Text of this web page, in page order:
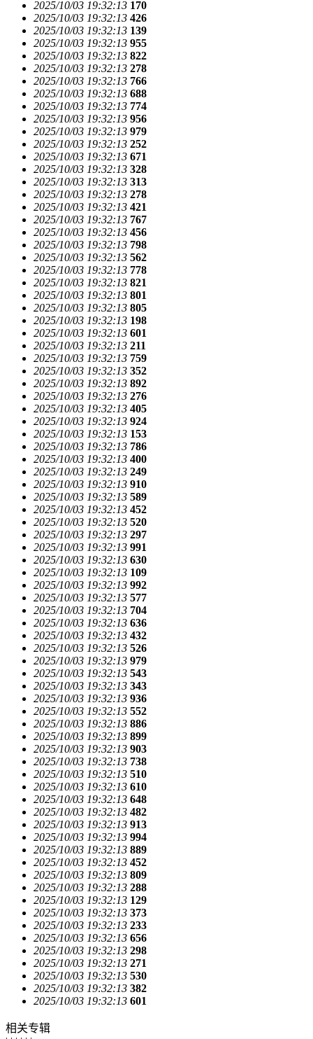
2025/10/03 19:32:13 170
2025/10/03 19:32:13 426
2025/10/03 19:32:13 139
2025/10/03 19:32:13 955
2025/10/03 19:32:13 822
2025/10/03 19:32:13 278
2025/10/03 19:32:13 766
2025/10/03 19:32:13 688
2025/10/03 19:32:13 774
2025/10/03 19:32:13 956
2025/10/03 19:32:13 979
2025/10/03 19:32:13 252
2025/10/03 19:32:13 671
2025/10/03 19:32:13 328
2025/10/03 19:32:13 313
2025/10/03 19:32:13 278
2025/10/03 19:32:13 421
2025/10/03 19:32:13 767
2025/10/03 19:32:13 456
2025/10/03 19:32:13 798
2025/10/03 19:32:13 562
2025/10/03 19:32:13 778
2025/10/03 19:32:13 821
2025/10/03 19:32:13 801
2025/10/03 19:32:13 805
2025/10/03 19:32:13 198
2025/10/03 19:32:13 601
2025/10/03 19:32:13 211
2025/10/03 19:32:13 759
2025/10/03 19:32:13 352
2025/10/03 19:32:13 892
2025/10/03 19:32:13 276
2025/10/03 19:32:13 405
2025/10/03 19:32:13 924
2025/10/03 19:32:13 153
2025/10/03 19:32:13 786
2025/10/03 19:32:13 400
2025/10/03 19:32:13 249
2025/10/03 19:32:13 910
2025/10/03 19:32:13 589
2025/10/03 19:32:13 452
2025/10/03 19:32:13 520
2025/10/03 19:32:13 297
2025/10/03 19:32:13 991
2025/10/03 19:32:13 630
2025/10/03 19:32:13 109
2025/10/03 19:32:13 992
2025/10/03 19:32:13 577
2025/10/03 19:32:13 704
2025/10/03 19:32:13 636
2025/10/03 19:32:13 432
2025/10/03 19:32:13 526
2025/10/03 19:32:13 979
2025/10/03 19:32:13 543
2025/10/03 19:32:13 343
2025/10/03 19:32:13 936
2025/10/03 19:32:13 552
2025/10/03 19:32:13 886
2025/10/03 19:32:13 899
2025/10/03 19:32:13 903
2025/10/03 19:32:13 738
2025/10/03 19:32:13 510
2025/10/03 19:32:13 610
2025/10/03 19:32:13 648
2025/10/03 19:32:13 482
2025/10/03 19:32:13 913
2025/10/03 19:32:13 994
2025/10/03 19:32:13 889
2025/10/03 19:32:13 452
2025/10/03 19:32:13 809
2025/10/03 19:32:13 288
2025/10/03 19:32:13 129
2025/10/03 19:32:13 373
2025/10/03 19:32:13 233
2025/10/03 19:32:13 656
2025/10/03 19:32:13 298
2025/10/03 19:32:13 271
2025/10/03 19:32:13 530
2025/10/03 19:32:13 382
2025/10/03 19:32:13 601
相关专辑